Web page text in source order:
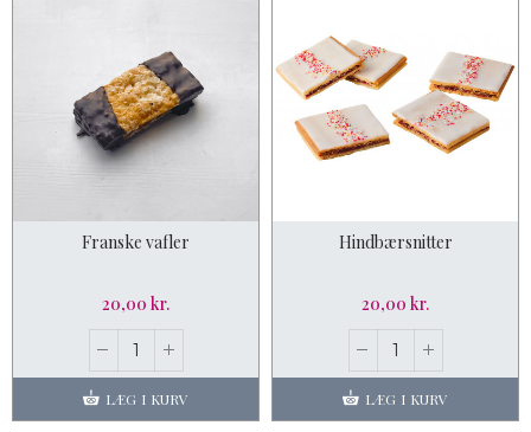
Franske vafler
20,00 kr.
LÆG I KURV
Hindbærsnitter
20,00 kr.
LÆG I KURV